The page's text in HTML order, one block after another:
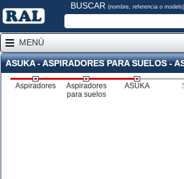
BUSCAR (nombre, referencia o modelo)
MENÚ
ASUKA - ASPIRADORES PARA SUELOS -
Aspiradores
Aspiradores
para suelos
ASUKA